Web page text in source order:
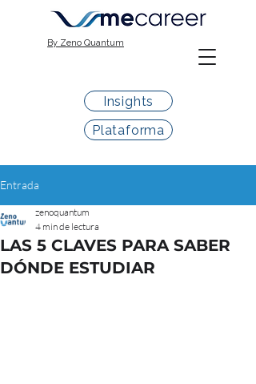
By Zeno Quantum
Insights
Plataforma
Entrada
LAS 5 CLAVES PARA SABER
DÓNDE ESTUDIAR
zenoquantum
4 min de lectura